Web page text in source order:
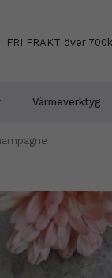
FRI FRAKT över
Värmeverktyg